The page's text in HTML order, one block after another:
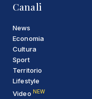
Canali
News
Economia
Cultura
Sport
Territorio
Lifestyle
Video NEW